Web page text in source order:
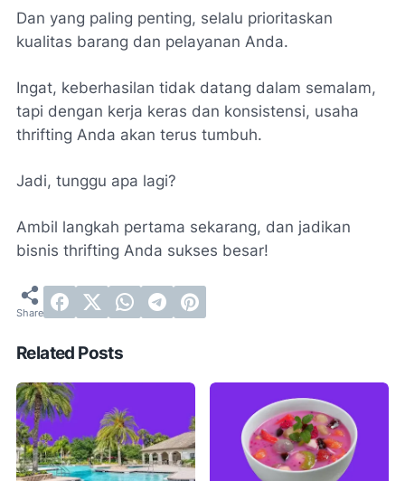
Dan yang paling penting, selalu prioritaskan
kualitas barang dan pelayanan Anda.
Ingat, keberhasilan tidak datang dalam semalam,
tapi dengan kerja keras dan konsistensi, usaha
thrifting Anda akan terus tumbuh.
Jadi, tunggu apa lagi?
Ambil langkah pertama sekarang, dan jadikan
bisnis thrifting Anda sukses besar!
Related Posts